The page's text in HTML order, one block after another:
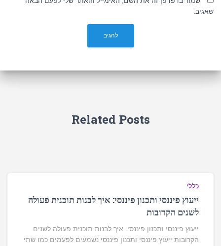
שאגיב.
Related Posts
כללי
ייעוץ פיננסי ותכנון פיננסי: איך לבנות תוכנית פעולה
לשנים הקרובות
ייעוץ פיננסי ותכנון פיננסי: איך לבנות תוכנית פעולה לשנים
הקרובות ייעוץ פיננסי ותכנון פיננסי נשמעים לפעמים כמו שתי